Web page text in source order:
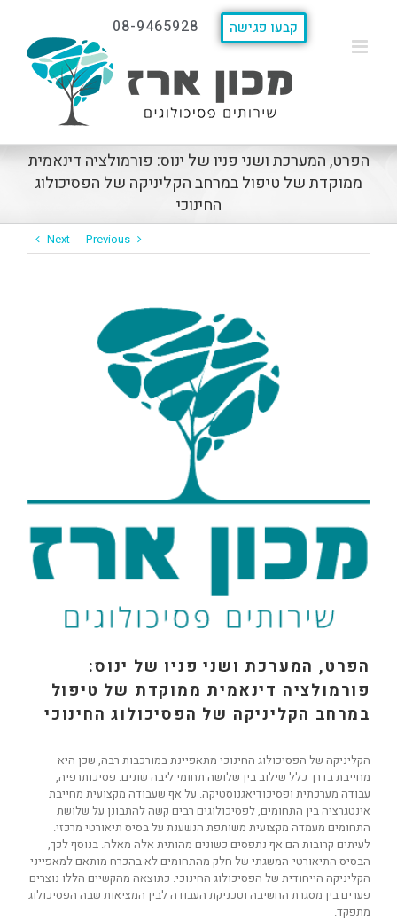
קבעו פגישה 08-9465928
הפרט, המערכת ושני פניו של ינוס: פורמולציה דינאמית
ממוקדת של טיפול במרחב הקליניקה של הפסיכולוג
החינוכי
Previous
Next
הפרט, המערכת ושני פניו של ינוס:
פורמולציה דינאמית ממוקדת של טיפול
במרחב הקליניקה של הפסיכולוג החינוכי
הקליניקה של הפסיכולוג החינוכי מתאפיינת במורכבות רבה, שכן היא
מחייבת בדרך כלל שילוב בין שלושה תחומי ליבה שונים: פסיכותרפיה,
עבודה מערכתית ופסיכודיאגנוסטיקה. על אף שעבודה מקצועית מחייבת
אינטגרציה בין התחומים, לפסיכולוגים רבים קשה להתבונן על שלושת
התחומים מעמדה מקצועית משותפת הנשענת על בסיס תיאורטי מרכזי.
לעיתים קרובות הם אף נתפסים כשונים מהותית אלה מאלה. בנוסף לכך,
הבסיס התיאורטי-המשגתי של חלק מהתחומים לא בהכרח מותאם למאפייני
הקליניקה הייחודית של הפסיכולוג החינוכי. כתוצאה מהקשיים הללו נוצרים
פערים בין מסגרת החשיבה וטכניקת העבודה לבין המציאות שבה הפסיכולוג
מתפקד.